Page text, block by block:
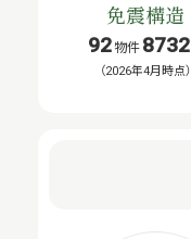
免震構造
92物件 8732
（2026年4月時点）